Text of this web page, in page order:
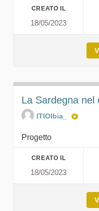
CREATO IL
18/05/2023
La Sardegna nel
ITIOlbia_
Progetto
CREATO IL
18/05/2023